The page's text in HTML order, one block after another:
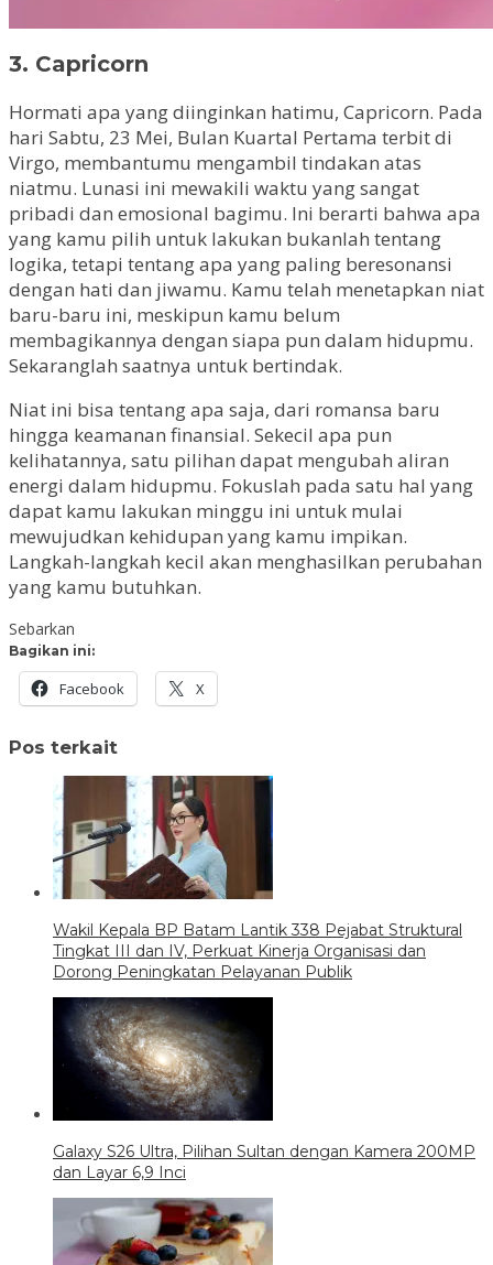
3. Capricorn
Hormati apa yang diinginkan hatimu, Capricorn. Pada
hari Sabtu, 23 Mei, Bulan Kuartal Pertama terbit di
Virgo, membantumu mengambil tindakan atas
niatmu. Lunasi ini mewakili waktu yang sangat
pribadi dan emosional bagimu. Ini berarti bahwa apa
yang kamu pilih untuk lakukan bukanlah tentang
logika, tetapi tentang apa yang paling beresonansi
dengan hati dan jiwamu. Kamu telah menetapkan niat
baru-baru ini, meskipun kamu belum
membagikannya dengan siapa pun dalam hidupmu.
Sekaranglah saatnya untuk bertindak.
Niat ini bisa tentang apa saja, dari romansa baru
hingga keamanan finansial. Sekecil apa pun
kelihatannya, satu pilihan dapat mengubah aliran
energi dalam hidupmu. Fokuslah pada satu hal yang
dapat kamu lakukan minggu ini untuk mulai
mewujudkan kehidupan yang kamu impikan.
Langkah-langkah kecil akan menghasilkan perubahan
yang kamu butuhkan.
Sebarkan
Bagikan ini:
Facebook X
Pos terkait
Wakil Kepala BP Batam Lantik 338 Pejabat Struktural
Tingkat III dan IV, Perkuat Kinerja Organisasi dan
Dorong Peningkatan Pelayanan Publik
Galaxy S26 Ultra, Pilihan Sultan dengan Kamera 200MP
dan Layar 6,9 Inci